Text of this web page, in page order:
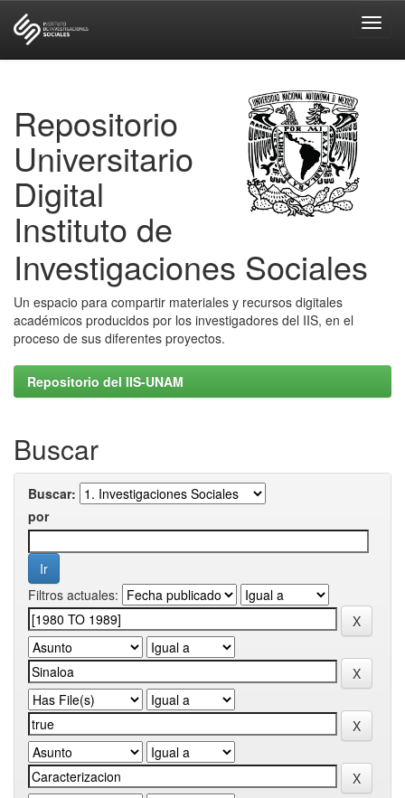
Repositorio
Universitario
Digital
Instituto de
Investigaciones Sociales
Un espacio para compartir materiales y recursos digitales
académicos producidos por los investigadores del IIS, en el
proceso de sus diferentes proyectos.
Repositorio del IIS-UNAM
Buscar
Buscar:
por
Filtros actuales: